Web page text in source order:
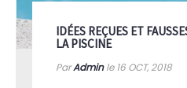
IDÉES REÇUES ET
LA PISCINE
ParAdminle 16 OCT, 2018